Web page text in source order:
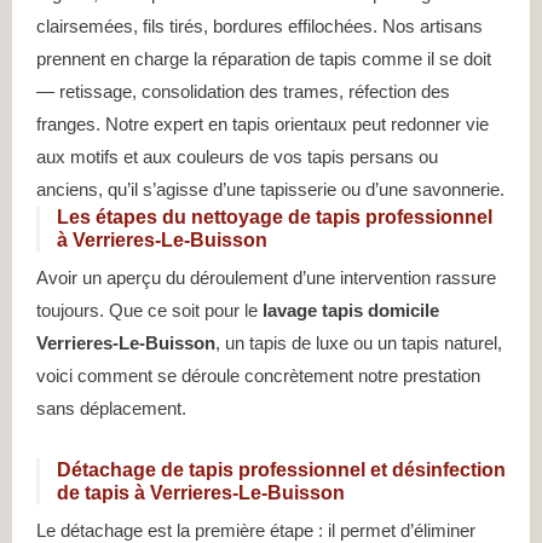
clairsemées, fils tirés, bordures effilochées. Nos artisans
prennent en charge la réparation de tapis comme il se doit
— retissage, consolidation des trames, réfection des
franges. Notre expert en tapis orientaux peut redonner vie
aux motifs et aux couleurs de vos tapis persans ou
anciens, qu’il s’agisse d’une tapisserie ou d’une savonnerie.
Les étapes du nettoyage de tapis professionnel
à Verrieres-Le-Buisson
Avoir un aperçu du déroulement d’une intervention rassure
toujours. Que ce soit pour le lavage tapis domicile
Verrieres-Le-Buisson, un tapis de luxe ou un tapis naturel,
voici comment se déroule concrètement notre prestation
sans déplacement.
Détachage de tapis professionnel et désinfection
de tapis à Verrieres-Le-Buisson
Le détachage est la première étape : il permet d’éliminer